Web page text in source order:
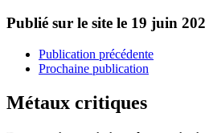
Publié sur le site le 19 juin
Publication précédente
Prochaine publication
Métaux critiques